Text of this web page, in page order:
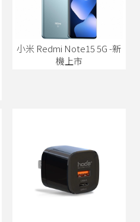
小米 Redmi Note15 5G -新
機上市